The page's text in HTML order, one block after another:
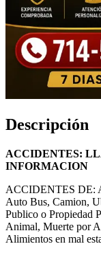
Descripción
ACCIDENTES:
INFORMACION
ACCIDENTES DE:
Auto Bus, Camion,
Publico o Propiedad
Animal, Muerte por
Alimientos en mal